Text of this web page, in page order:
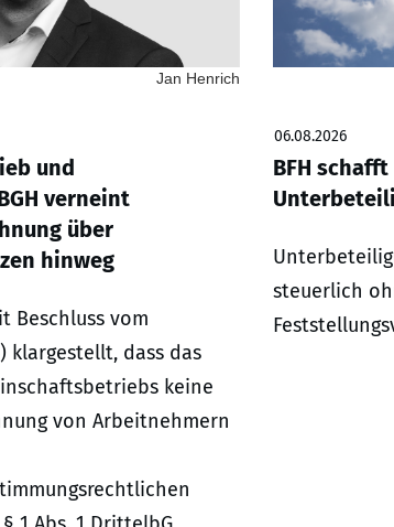
Jan Henrich
und
verneint
über
hinweg
Beschluss vom
klargestellt, dass das
keine
von Arbeitnehmern
06.08.2026
BFH
steuerlich